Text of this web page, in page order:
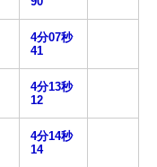
4分07秒
41
4分13秒
12
4分14秒
14